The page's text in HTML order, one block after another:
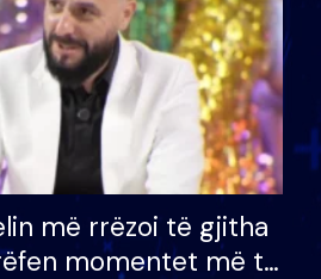
më rrëzoi të gjitha
momentet më të